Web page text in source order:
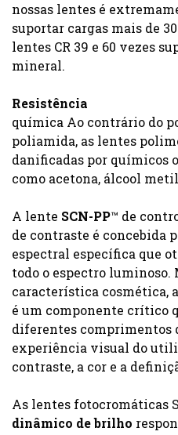
nossas lentes é
suportar cargas mais de
lentes CR 39 e 60 vezes
mineral.
Resistência
química Ao contrário do
poliamida, as lentes
danificadas por químicos
como acetona, álcool
A lente SCN-PP™ de
de contraste é concebida
espectral específica que
todo o espectro luminoso.
característica cosmética,
é um componente crítico
diferentes comprimentos
experiência visual do
contraste, a cor e a
As lentes fotocromáticas
dinâmico de brilho